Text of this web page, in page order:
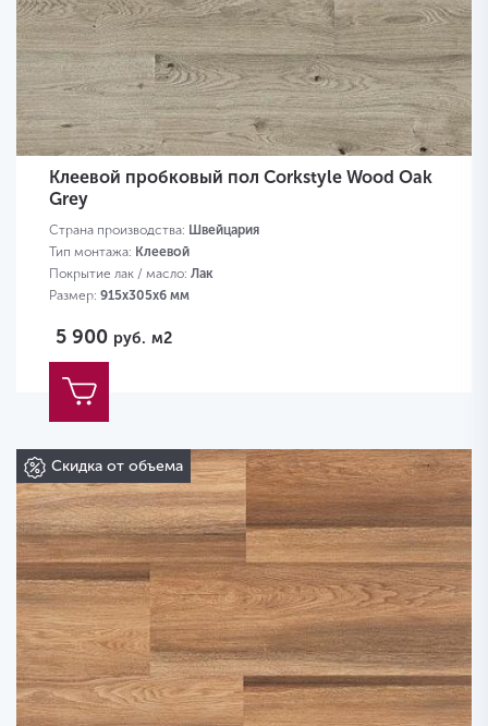
Клеевой пробковый пол Corkstyle Wood Oak
Grey
Страна производства: Швейцария
Тип монтажа: Клеевой
Покрытие лак / масло: Лак
Размер: 915х305х6 мм
5 900 руб. м2
Скидка от объема